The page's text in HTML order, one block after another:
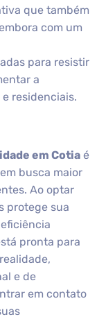
que também
com um
para resistir
a
residenciais.
em Cotia é
busca maior
Ao optar
protege sua
pronta para
e de
em contato